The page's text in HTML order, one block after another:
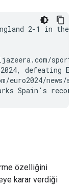
2-1 in
defeating
euro2024/news/
özelliğini
karar verdiği